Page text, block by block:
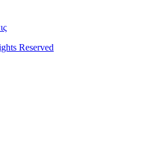
Reserved